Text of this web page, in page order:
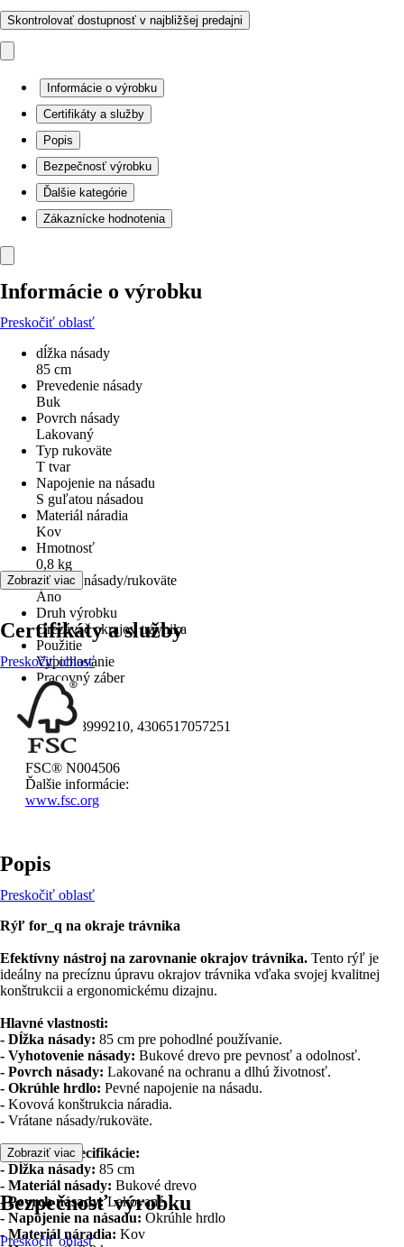
Skontrolovať dostupnosť v najbližšej predajni
Informácie o výrobku
Certifikáty a služby
Popis
Bezpečnosť výrobku
Ďalšie kategórie
Zákaznícke hodnotenia
Informácie o výrobku
Preskočiť oblasť
dĺžka násady
85 cm
Prevedenie násady
Buk
Povrch násady
Lakovaný
Typ rukoväte
T tvar
Napojenie na násadu
S guľatou násadou
Materiál náradia
Kov
Hmotnosť
0,8 kg
Vrátane násady/rukoväte
Áno
Druh výrobku
Orezávač okrajov trávnika
Použitie
Vypichovanie
Pracovný záber
22 cm
EAN
4002408999210, 4306517057251
Zobraziť viac
Certifikáty a služby
Preskočiť oblasť
FSC® N004506
Ďalšie informácie:
www.fsc.org
Popis
Preskočiť oblasť
Rýľ for_q na okraje trávnika
Efektívny nástroj na zarovnanie okrajov trávnika. Tento rýľ je
ideálny na precíznu úpravu okrajov trávnika vďaka svojej kvalitnej
konštrukcii a ergonomickému dizajnu.
Hlavné vlastnosti:
- Dĺžka násady: 85 cm pre pohodlné používanie.
- Vyhotovenie násady: Bukové drevo pre pevnosť a odolnosť.
- Povrch násady: Lakované na ochranu a dlhú životnosť.
- Okrúhle hrdlo: Pevné napojenie na násadu.
- Kovová konštrukcia náradia.
- Vrátane násady/rukoväte.
Technické špecifikácie:
- Dĺžka násady: 85 cm
- Materiál násady: Bukové drevo
- Povrch násady:Lakované
- Napojenie na násadu: Okrúhle hrdlo
- Materiál náradia: Kov
Zobraziť viac
Bezpečnosť výrobku
Preskočiť oblasť